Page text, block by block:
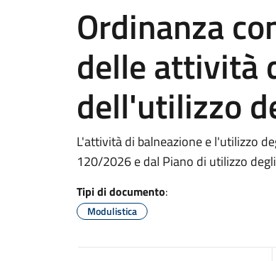
Ordinanza
delle attività
dell'utilizzo
L'attività di balneazione e l'utilizzo
120/2026 e dal Piano di utilizzo
Tipi di documento:
Modulistica